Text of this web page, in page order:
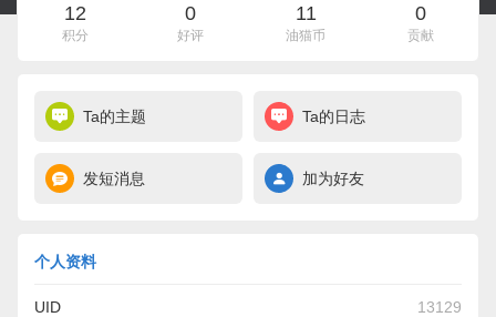
12
积分
0
好评
11
油猫币
0
贡献
Ta的主题 Ta的日志
发短消息 加为好友
个人资料
UID 13129